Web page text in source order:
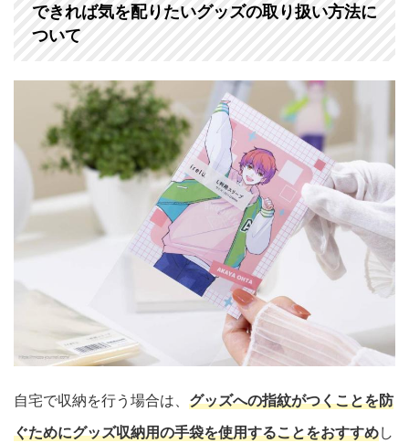
できれば気を配りたいグッズの取り扱い方法に
ついて
自宅で収納を行う場合は、 グッズへの指紋がつくことを防
ぐためにグッズ収納用の手袋を使用することをおすすめし